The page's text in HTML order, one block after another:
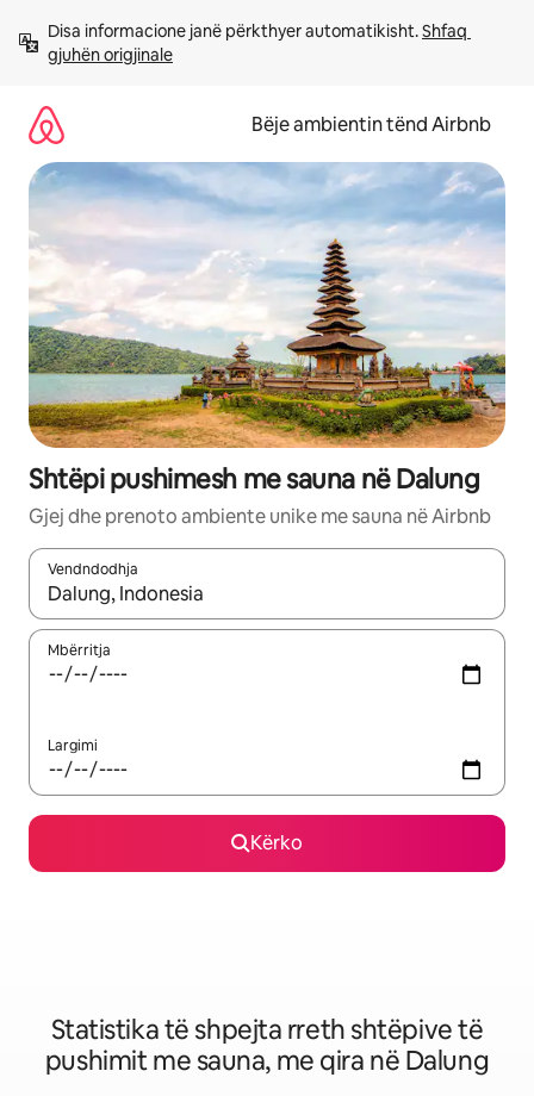
përmbajtja
Disa informacione janë përkthyer automatikisht. Shfaq
gjuhën origjinale
Bëje ambientin tënd Airbnb
Shtëpi pushimesh me sauna në Dalung
Gjej dhe prenoto ambiente unike me sauna në Airbnb
Vendndodhja
Kur rezultatet të jenë të disponueshme, lëviz me butonat e
Mbërritja
Largimi
Kërko
Statistika të shpejta rreth shtëpive të
pushimit me sauna, me qira në Dalung